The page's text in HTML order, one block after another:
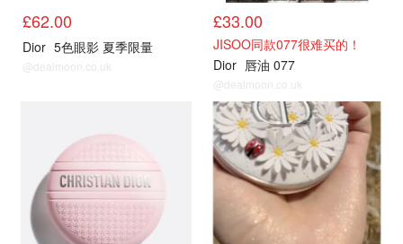
£62.00
Dior 5色眼影 夏季限量
@dealmoon.co.uk
£33.00
JISOO同款077很难买的！
Dior 唇油 077
@dealmoon.co.uk
热卖